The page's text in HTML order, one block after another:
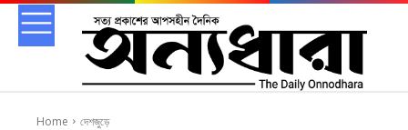
Home দেশজুড়ে